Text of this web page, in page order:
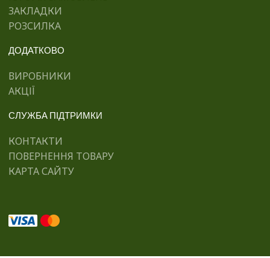
ЗАКЛАДКИ
РОЗСИЛКА
ДОДАТКОВО
ВИРОБНИКИ
АКЦІЇ
СЛУЖБА ПІДТРИМКИ
КОНТАКТИ
ПОВЕРНЕННЯ ТОВАРУ
КАРТА САЙТУ